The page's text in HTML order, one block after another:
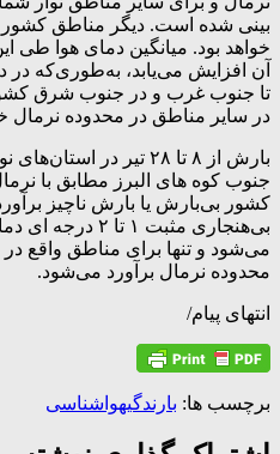
بینی شده است. دیگر مناطق کشور
خواهد بود. میانگین دمای هوا طی
آن افزایش می‌یابد، به‌طوری‌که
در سایر مناطق در محدوده نرمال
بارش از ۸ تا ۲۸ تیر در
جنوب کوه های البرز مطابق با
کشور بی‌بارش یا بارش ناچیز
بی‌هنجاری مثبت
می‌شود و تنها برای مناطق واقع
محدوده نرمال برآورد می‌شود.
انتهای پیام/
برچسب ها: بارندگیهواشناسی